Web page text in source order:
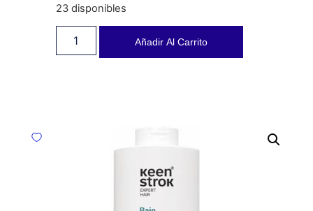
23 disponibles
Añadir Al Carrito